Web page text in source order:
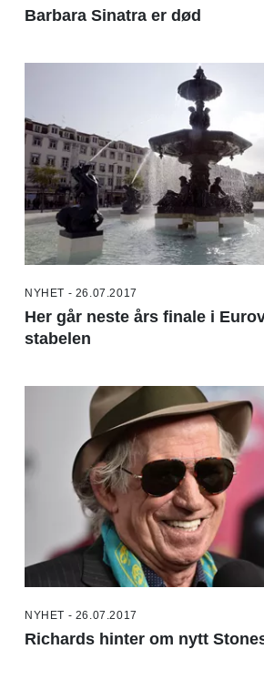
Barbara Sinatra er død
NYHET - 26.07.2017
Her går neste års finale i
stabelen
NYHET - 26.07.2017
Richards hinter om nytt